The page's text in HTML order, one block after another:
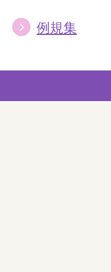
例規集